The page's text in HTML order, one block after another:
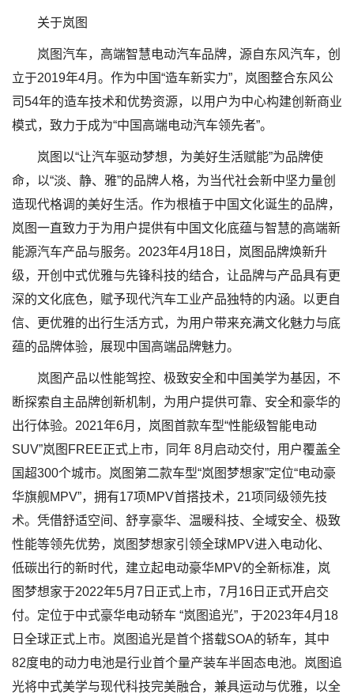
关于岚图
岚图汽车，高端智慧电动汽车品牌，源自东风汽车，创
立于2019年4月。作为中国“造车新实力”，岚图整合东风公
司54年的造车技术和优势资源，以用户为中心构建创新商业
模式，致力于成为“中国高端电动汽车领先者”。
岚图以“让汽车驱动梦想，为美好生活赋能”为品牌使
命，以“淡、静、雅”的品牌人格，为当代社会新中坚力量创
造现代格调的美好生活。作为根植于中国文化诞生的品牌，
岚图一直致力于为用户提供有中国文化底蕴与智慧的高端新
能源汽车产品与服务。2023年4月18日，岚图品牌焕新升
级，开创中式优雅与先锋科技的结合，让品牌与产品具有更
深的文化底色，赋予现代汽车工业产品独特的内涵。以更自
信、更优雅的出行生活方式，为用户带来充满文化魅力与底
蕴的品牌体验，展现中国高端品牌魅力。
岚图产品以性能驾控、极致安全和中国美学为基因，不
断探索自主品牌创新机制，为用户提供可靠、安全和豪华的
出行体验。2021年6月，岚图首款车型“性能级智能电动
SUV”岚图FREE正式上市，同年 8月启动交付，用户覆盖全
国超300个城市。岚图第二款车型“岚图梦想家”定位“电动豪
华旗舰MPV”，拥有17项MPV首搭技术，21项同级领先技
术。凭借舒适空间、舒享豪华、温暖科技、全域安全、极致
性能等领先优势，岚图梦想家引领全球MPV进入电动化、
低碳出行的新时代，建立起电动豪华MPV的全新标准，岚
图梦想家于2022年5月7日正式上市，7月16日正式开启交
付。定位于中式豪华电动轿车 “岚图追光”，于2023年4月18
日全球正式上市。岚图追光是首个搭载SOA的轿车，其中
82度电的动力电池是行业首个量产装车半固态电池。岚图追
光将中式美学与现代科技完美融合，兼具运动与优雅，以全